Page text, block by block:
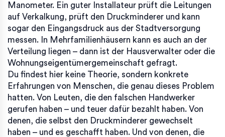
Manometer. Ein guter Installateur prüft die Leitungen
auf Verkalkung, prüft den Druckminderer und kann
sogar den Eingangsdruck aus der Stadtversorgung
messen. In Mehrfamilienhäusern kann es auch an der
Verteilung liegen – dann ist der Hausverwalter oder die
Wohnungseigentümergemeinschaft gefragt.
Du findest hier keine Theorie, sondern konkrete
Erfahrungen von Menschen, die genau dieses Problem
hatten. Von Leuten, die den falschen Handwerker
gerufen haben – und teuer dafür bezahlt haben. Von
denen, die selbst den Druckminderer gewechselt
haben – und es geschafft haben. Und von denen, die